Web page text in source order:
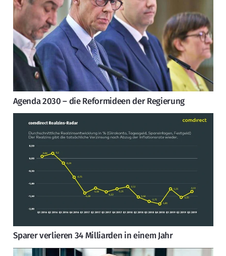
Agenda 2030 – die Reformideen der Regierung
Sparer verlieren 34 Milliarden in einem Jahr